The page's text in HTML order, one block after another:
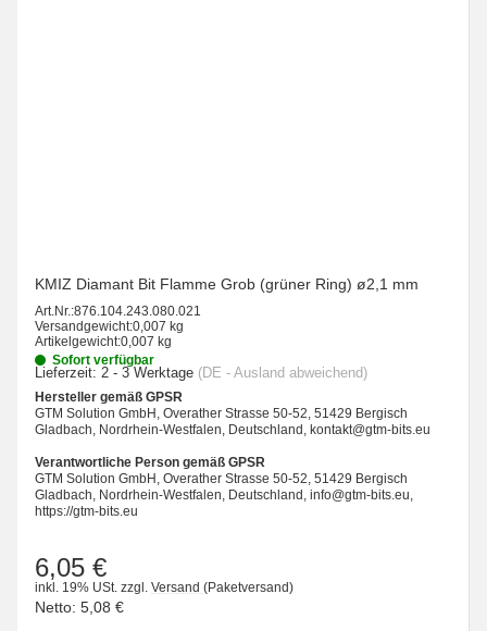
KMIZ Diamant Bit Flamme Grob (grüner Ring) ø2,1 mm
Art.Nr.:876.104.243.080.021
Versandgewicht:0,007 kg
Artikelgewicht:0,007 kg
Sofort verfügbar
Lieferzeit: 2 - 3 Werktage (DE - Ausland abweichend)
Hersteller gemäß GPSR
GTM Solution GmbH, Overather Strasse 50-52, 51429 Bergisch
Gladbach, Nordrhein-Westfalen, Deutschland, kontakt@gtm-bits.eu
Verantwortliche Person gemäß GPSR
GTM Solution GmbH, Overather Strasse 50-52, 51429 Bergisch
Gladbach, Nordrhein-Westfalen, Deutschland, info@gtm-bits.eu,
https://gtm-bits.eu
6,05 €
inkl. 19% USt. zzgl. Versand (Paketversand)
Netto: 5,08 €